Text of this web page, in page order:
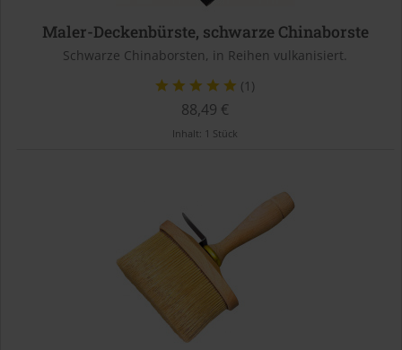
Maler-Deckenbürste, schwarze Chinaborste
Schwarze Chinaborsten, in Reihen vulkanisiert.
(1)
88,49 €
Inhalt: 1 Stück